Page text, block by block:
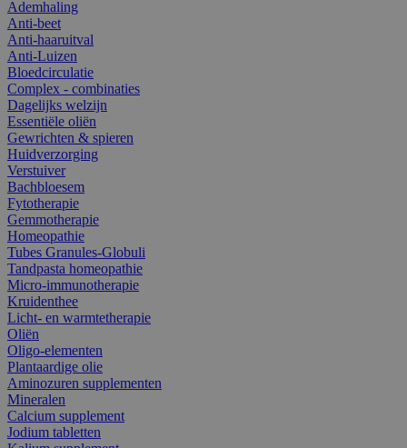
Ademhaling
Anti-beet
Anti-haaruitval
Anti-Luizen
Bloedcirculatie
Complex - combinaties
Dagelijks welzijn
Essentiële oliën
Gewrichten & spieren
Huidverzorging
Verstuiver
Bachbloesem
Fytotherapie
Gemmotherapie
Homeopathie
Tubes Granules-Globuli
Tandpasta homeopathie
Micro-immunotherapie
Kruidenthee
Licht- en warmtetherapie
Oliën
Oligo-elementen
Plantaardige olie
Aminozuren supplementen
Mineralen
Calcium supplement
Jodium tabletten